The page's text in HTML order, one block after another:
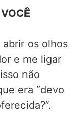
abrir os olhos
e me ligar
não
era “devo